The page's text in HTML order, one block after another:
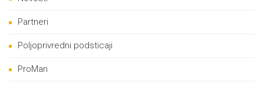
Partneri
Poljoprivredni podsticaji
ProMan